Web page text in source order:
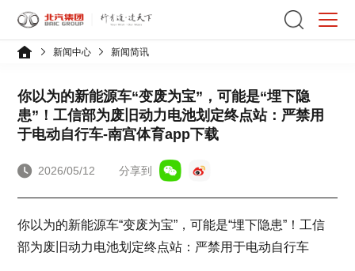
新闻中心 新闻简讯
你以为的新能源车“变废为宝”，可能是“埋下隐
患”！工信部为废旧动力电池划定终点站：严禁用
于电动自行车-南宫体育app下载
2026/05/12 分享到
你以为的新能源车“变废为宝”，可能是“埋下隐患”！工信
部为废旧动力电池划定终点站：严禁用于电动自行车